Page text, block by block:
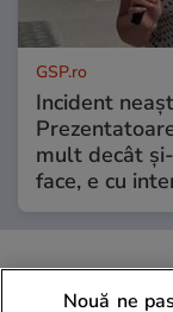
GSP.ro
Incident
mult decât
face, e cu
Nouă ne